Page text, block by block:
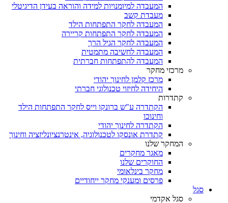
המעבדה למיומנויות למידה והוראה בעידן הדיגיטלי
מעבדת קשב
המעבדה לחקר התפתחות הילד
המעבדה לחקר התפתחות קריירה
המעבדה לחקר הגיל הרך
המעבדה לחשיבה מתמטית
המעבדה להתפתחות חברתית
מרכזי מחקר
מרכז קלמן לחינוך יהודי
היחידה לחיזוי טכנולוגי חברתי
קתדרות
הקתדרה ע"ש ברונקו וייס לחקר התפתחות הילד
וחינוכו
הקתדרה לחינוך יהודי
קתדרת אונסקו לטכנולוגיה, אינטרנציונליזציה וחינוך
המחקר שלנו
מאגר מחקרים
החוקרים שלנו
מחקר בינלאומי
פרסים ומענקי מחקר ייחודיים
סגל
סגל אקדמי